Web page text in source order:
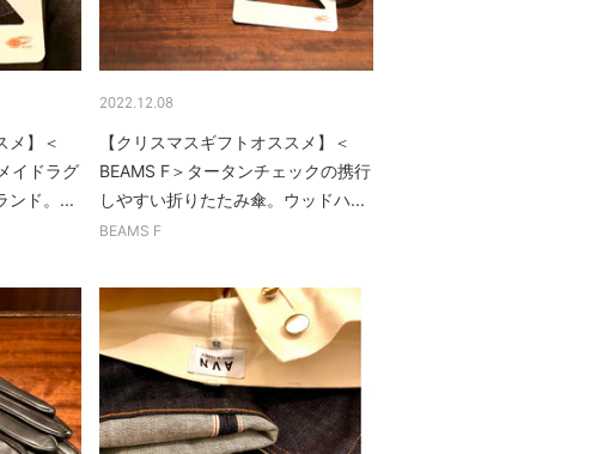
メ】＜
イドラグ
ンド。...
2022.12.08
【クリスマスギフトオススメ】＜
BEAMS F＞タータンチェックの携行
しやすい折りたたみ傘。ウッドハ...
BEAMS F